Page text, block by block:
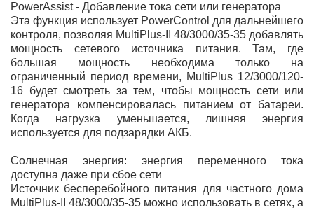
PowerAssist - Добавление тока сети или генератора
Эта функция использует PowerControl для дальнейшего
контроля, позволяя MultiPlus-II 48/3000/35-35 добавлять
мощность сетевого источника питания. Там, где
большая мощность необходима только на
ограниченный период времени, MultiPlus 12/3000/120-
16 будет смотреть за тем, чтобы мощность сети или
генератора компенсировалась питанием от батареи.
Когда нагрузка уменьшается, лишняя энергия
используется для подзарядки АКБ.
Солнечная энергия: энергия переменного тока
доступна даже при сбое сети
Источник бесперебойного питания для частного дома
MultiPlus-II 48/3000/35-35 можно использовать в сетях, а